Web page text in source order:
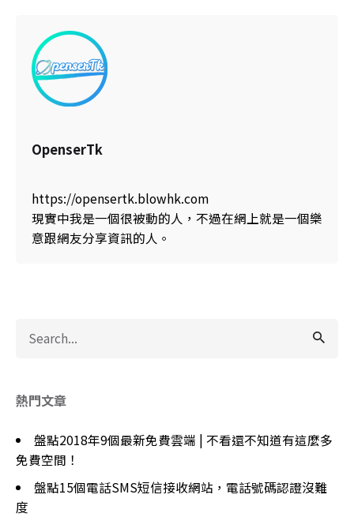
OpenserTk
https://opensertk.blowhk.com
現實中我是一個很被動的人，不過在網上就是一個樂
意跟網友分享資訊的人。
for
熱門文章
盤點2018年9個最新免費雲端 | 不看還不知道有這麼多
免費空間！
盤點15個電話SMS短信接收網站，電話號碼認證沒難
度